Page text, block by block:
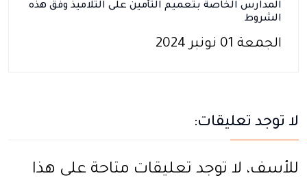
المدارس الخاصة بتعميم التأمين على التلاميذ وفق هذه
الشروط
الجمعة 01 نونبر 2024
لا توجد تعليقات:
للأسف، لا توجد تعليقات متاحة على هذا